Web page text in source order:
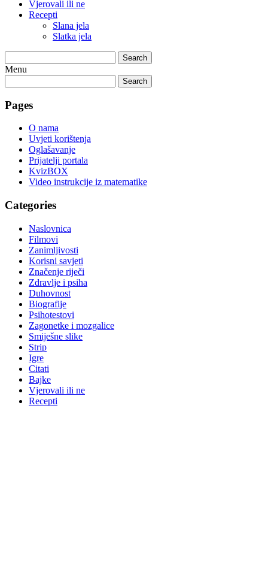
Vjerovali ili ne
Recepti
Slana jela
Slatka jela
Search
Menu
Search
Pages
O nama
Uvjeti korištenja
Oglašavanje
Prijatelji portala
KvizBOX
Video instrukcije iz matematike
Categories
Naslovnica
Filmovi
Zanimljivosti
Korisni savjeti
Značenje riječi
Zdravlje i psiha
Duhovnost
Biografije
Psihotestovi
Zagonetke i mozgalice
Smiješne slike
Strip
Igre
Citati
Bajke
Vjerovali ili ne
Recepti